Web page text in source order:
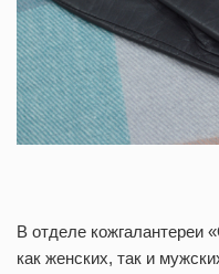
В отделе кожгалантереи
как женских, так и